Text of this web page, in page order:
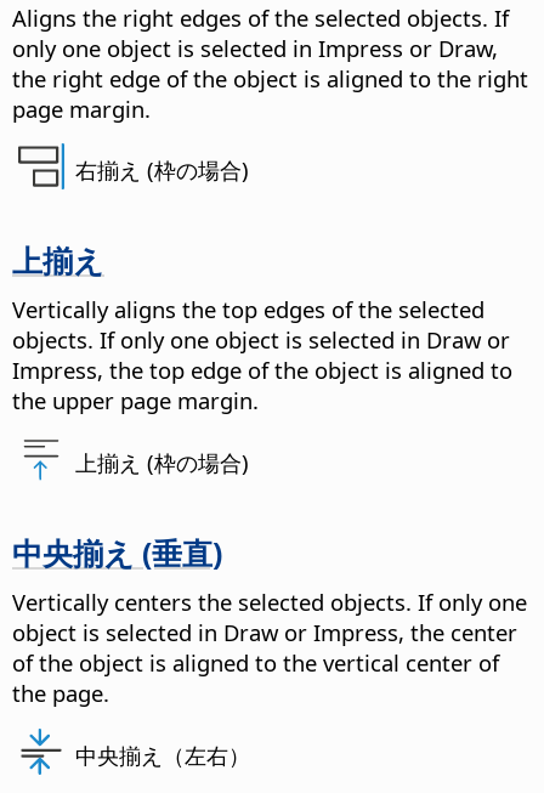
Aligns the right edges of the selected objects. If
only one object is selected in Impress or Draw,
the right edge of the object is aligned to the right
page margin.
右揃え (枠の場合)
上揃え
Vertically aligns the top edges of the selected
objects. If only one object is selected in Draw or
Impress, the top edge of the object is aligned to
the upper page margin.
上揃え (枠の場合)
中央揃え (垂直)
Vertically centers the selected objects. If only one
object is selected in Draw or Impress, the center
of the object is aligned to the vertical center of
the page.
中央揃え（左右）